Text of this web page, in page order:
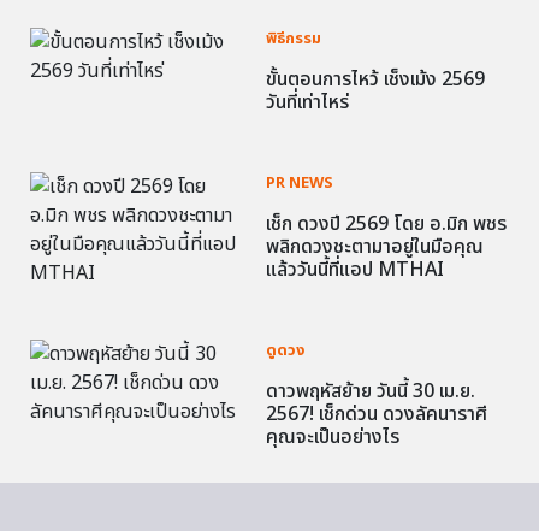
พิธีกรรม
ขั้นตอนการไหว้ เช็งเม้ง 2569
วันที่เท่าไหร่
PR NEWS
เช็ก ดวงปี 2569 โดย อ.มิก พชร
พลิกดวงชะตามาอยู่ในมือคุณ
แล้ววันนี้ที่แอป MTHAI
ดูดวง
ดาวพฤหัสย้าย วันนี้ 30 เม.ย.
2567! เช็กด่วน ดวงลัคนาราศี
คุณจะเป็นอย่างไร